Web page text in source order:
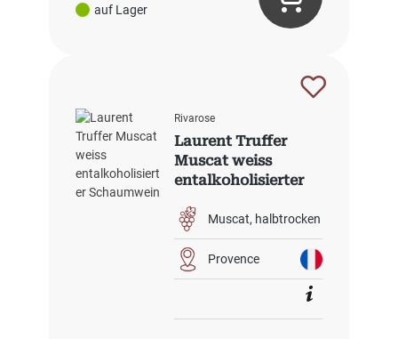
auf Lager
Rivarose
Laurent Truffer
Muscat weiss
entalkoholisierter
Muscat halbtrocken
Provence